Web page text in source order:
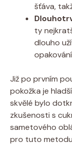
šťáva,
ty
dlouho
Již po prvním
pokožka je
skvělé bylo
zkušenosti s
sametového
pro tuto metodu